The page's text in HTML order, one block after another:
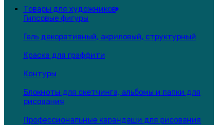
Товары для художников
Гипсовые фигуры
Гель декоративный, акриловый, структурный
Краска для граффити
Контуры
Блокноты для скетчинга, альбомы и папки для
рисования
Профессиональные карандаши для рисования